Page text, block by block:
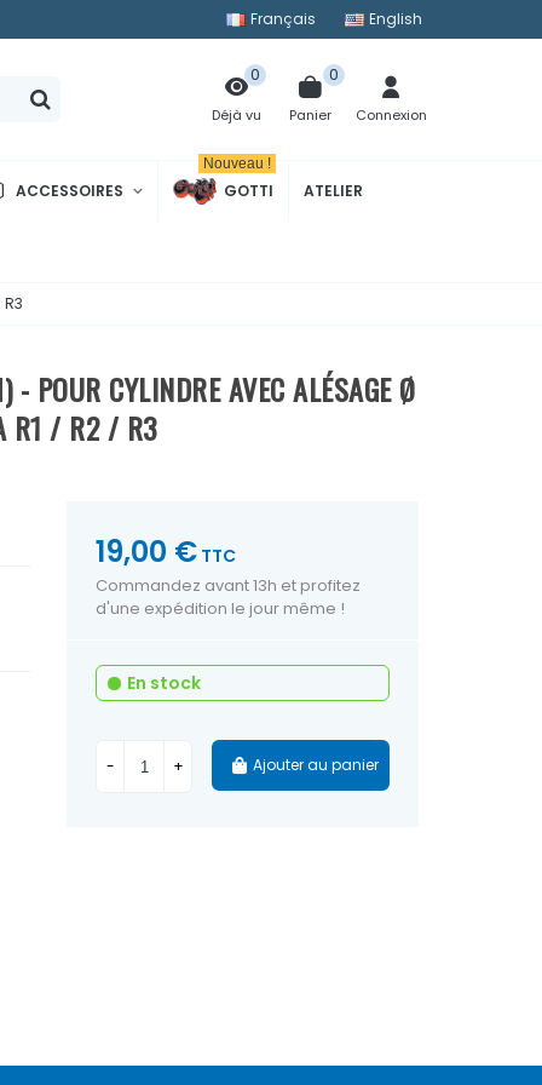
Français English
Déjà vu
0
Panier
0
Connexion
ACCESSOIRES GOTTI
Nouveau !
ATELIER
POUR CYLINDRE AVEC ALÉSAGE Ø
R1 / R2 / R3
19,00 € TTC
Commandez avant 13h et profitez
d'une expédition le jour même !
En stock
- + Ajouter au panier